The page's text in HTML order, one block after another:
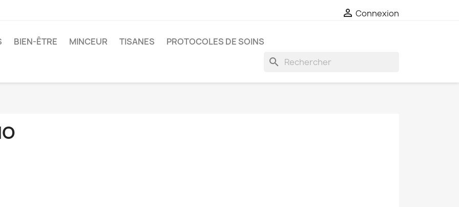
 Connexion
BIEN-ÊTRE MINCEUR TISANES PROTOCOLES DE SOINS
search